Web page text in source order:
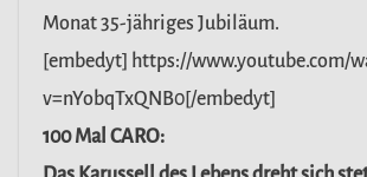
Monat 35-jähriges Jubiläum.
[embedyt] https://www.youtube.com/
v=nYobqTxQNB0[/embedyt]
100 Mal CARO: